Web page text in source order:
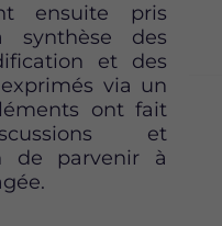
ensuite pris
synthèse des
et des
via un
ont fait
et
de parvenir à